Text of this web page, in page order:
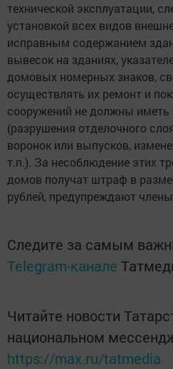
технической эксплуата­ции,
установкой всех видов
исправным содержанием
вывесок на зданиях,
домовых номерных знаков,
осуществлять их ремонт и
сооружений не долж­ны
(разрушения отделочного
воро­нок или выпусков,
т.п.). За не­соблюдение этих
домов получат штраф в
рублей, предупреждают
Следите за самым
Telegram-канале
Читайте новости
национальном
https://max.ru/tatmedia